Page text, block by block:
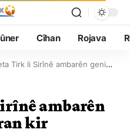
Cîhan Rojava
li Sirînê ambarên genim bombebaran kir
ambarên
kir